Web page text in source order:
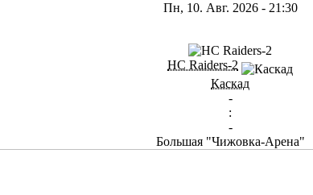
Пн, 10. Авг. 2026- 21:30
HC Raiders-2
Каскад
-
:
-
Большая "Чижовка-Арена"